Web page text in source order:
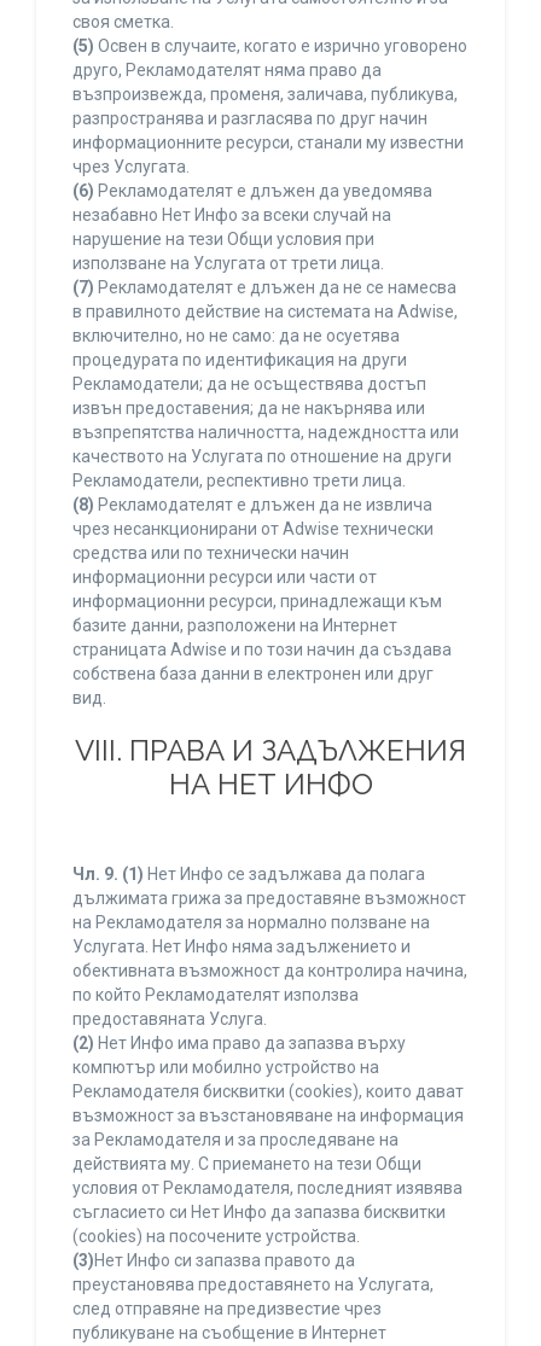
своя сметка.
(5) Освен в случаите, когато е изрично уговорено
друго, Рекламодателят няма право да
възпроизвежда, променя, заличава, публикува,
разпространява и разгласява по друг начин
информационните ресурси, станали му известни
чрез Услугата.
(6) Рекламодателят е длъжен да уведомява
незабавно Нет Инфо за всеки случай на
нарушение на тези Общи условия при
използване на Услугата от трети лица.
(7) Рекламодателят е длъжен да не се намесва
в правилното действие на системата на Adwise,
включително, но не само: да не осуетява
процедурата по идентификация на други
Рекламодатели; да не осъществява достъп
извън предоставения; да не накърнява или
възпрепятства наличността, надеждността или
качеството на Услугата по отношение на други
Рекламодатели, респективно трети лица.
(8) Рекламодателят е длъжен да не извлича
чрез несанкционирани от Adwise технически
средства или по технически начин
информационни ресурси или части от
информационни ресурси, принадлежащи към
базите данни, разположени на Интернет
страницата Adwise и по този начин да създава
собствена база данни в електронен или друг
вид.
VIII. ПРАВА И ЗАДЪЛЖЕНИЯ
НА НЕТ ИНФО
Чл. 9. (1) Нет Инфо се задължава да полага
дължимата грижа за предоставяне възможност
на Рекламодателя за нормално ползване на
Услугата. Нет Инфо няма задължението и
обективната възможност да контролира начина,
по който Рекламодателят използва
предоставяната Услуга.
(2) Нет Инфо има право да запазва върху
компютър или мобилно устройство на
Рекламодателя бисквитки (cookies), които дават
възможност за възстановяване на информация
за Рекламодателя и за проследяване на
действията му. С приемането на тези Общи
условия от Рекламодателя, последният изявява
съгласието си Нет Инфо да запазва бисквитки
(cookies) на посочените устройства.
(3)Нет Инфо си запазва правото да
преустановява предоставянето на Услугата,
след отправяне на предизвестие чрез
публикуване на съобщение в Интернет